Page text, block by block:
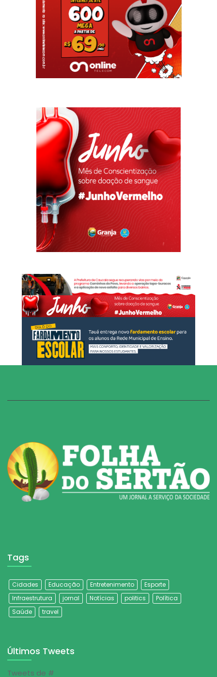
Tags
Cidades Educação Entretenimento
Esporte
Infraestrutura
jornal Notícias politics
Política
Saúde
travel
Últimos Tweets
Tweets de #